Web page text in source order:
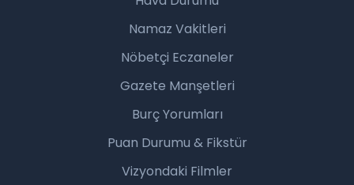
Namaz Vakitleri
Nöbetçi Eczaneler
Gazete Manşetleri
Burç Yorumları
Puan Durumu & Fikstür
Vizyondaki Filmler